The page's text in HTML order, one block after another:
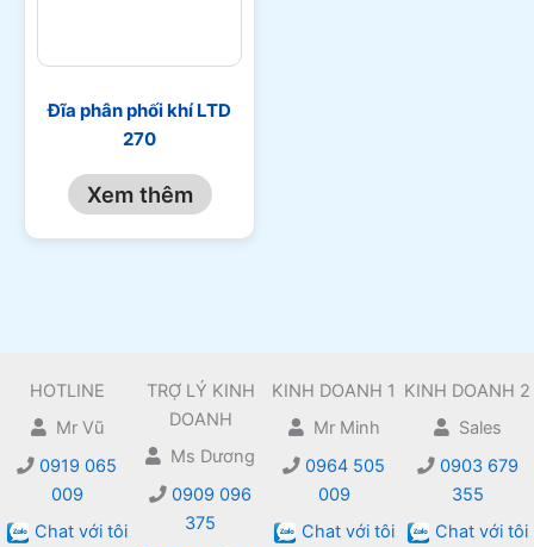
Đĩa phân phối khí LTD
270
Xem thêm
HOTLINE
Mr Vũ
0919 065
009
Chat với tôi
TRỢ LÝ KINH
DOANH
Ms Dương
0909 096
375
KINH DOANH 1
Mr Minh
0964 505
009
Chat với tôi
KINH DOANH 2
Sales
0903 679
355
Chat với tôi